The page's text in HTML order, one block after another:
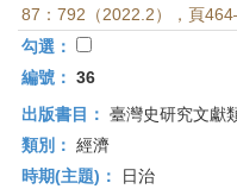
87：792（2022.2），頁
勾選：
編號： 36
出版書目： 臺灣史研究文獻
類別： 經濟
時期(主題)：
日治